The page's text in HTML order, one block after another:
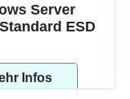
Server
ESD
Infos